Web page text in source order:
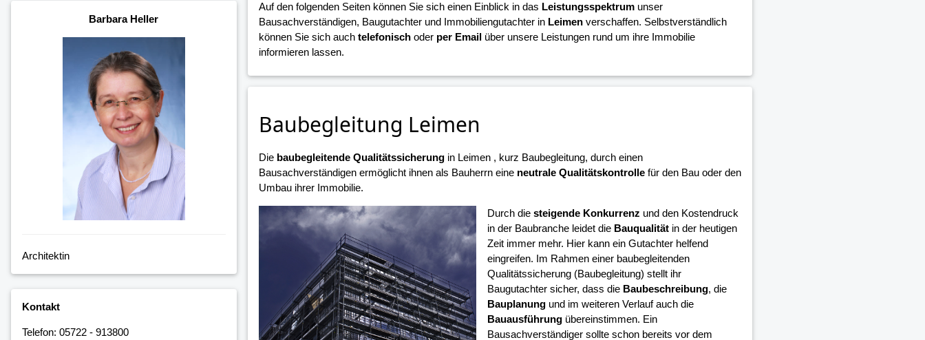
Barbara Heller
Architektin
Kontakt
Telefon: 05722 - 913800
Auf den folgenden Seiten können Sie sich einen Einblick in das Leistungsspektrumunser
Bausachverständigen, Baugutachter und Immobiliengutachter in Leimenverschaffen. Selbstverständlich
können Sie sich auch telefonischoder per Emailüber unsere Leistungen rund um ihre Immobilie
informieren lassen.
Baubegleitung Leimen
Die baubegleitende Qualitätssicherungin Leimen , kurz Baubegleitung, durch einen
Bausachverständigen ermöglicht ihnen als Bauherrn eine neutrale Qualitätskontrollefür den Bau oder den
Umbau ihrer Immobilie.
Durch die steigende Konkurrenz und den Kostendruck
in der Baubranche leidet die Bauqualitätin der heutigen
Zeit immer mehr. Hier kann ein Gutachter helfend
eingreifen. Im Rahmen einer baubegleitenden
Qualitätssicherung (Baubegleitung) stellt ihr
Baugutachter sicher, dass die Baubeschreibung, die
Bauplanungund im weiteren Verlauf auch die
Bauausführungübereinstimmen. Ein
Bausachverständiger sollte schon bereits vor dem